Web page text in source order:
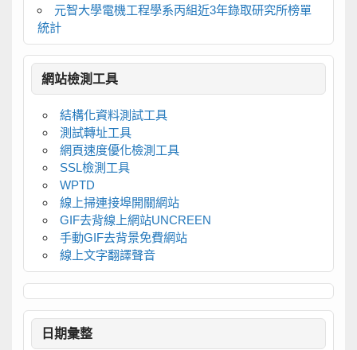
元智大學電機工程學系丙組近3年錄取研究所榜單
統計
網站檢測工具
結構化資料測試工具
測試轉址工具
網頁速度優化檢測工具
SSL檢測工具
WPTD
線上掃連接埠開關網站
GIF去背線上網站UNCREEN
手動GIF去背景免費網站
線上文字翻譯聲音
日期彙整